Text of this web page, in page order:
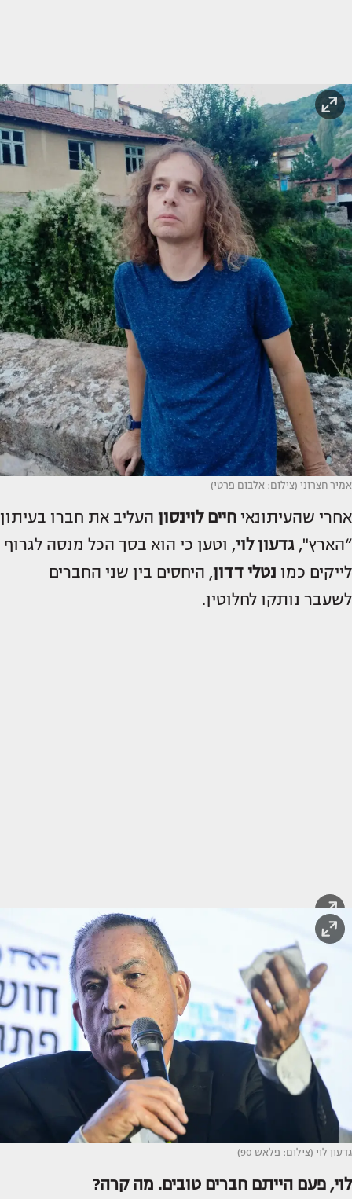
אמיר חצרוני (צילום: אלבום פרטי)
אחרי שהעיתונאי חיים לוינסון העליב את חברו בעיתון
“הארץ", גדעון לוי, וטען כי הוא בסך הכל מנסה לגרוף
לייקים כמו נטלי דדון, היחסים בין שני החברים
לשעבר נותקו לחלוטין.
גדעון לוי (צילום: פלאש 90)
לוי, פעם הייתם חברים טובים. מה קרה?